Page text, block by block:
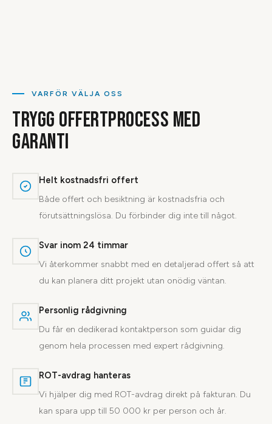
VARFÖR VÄLJA OSS
TRYGG OFFERTPROCESS MED
GARANTI
Helt kostnadsfri offert
Både offert och besiktning är kostnadsfria och
förutsättningslösa. Du förbinder dig inte till något.
Svar inom 24 timmar
Vi återkommer snabbt med en detaljerad offert så att
du kan planera ditt projekt utan onödig väntan.
Personlig rådgivning
Du får en dedikerad kontaktperson som guidar dig
genom hela processen med expert rådgivning.
ROT-avdrag hanteras
Vi hjälper dig med ROT-avdrag direkt på fakturan. Du
kan spara upp till 50 000 kr per person och år.